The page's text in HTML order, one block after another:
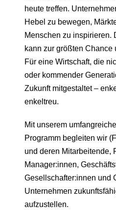
heute treffen.
Hebel zu bewegen,
Menschen zu inspirieren.
kann zur größten Chance
Für eine Wirtschaft, die
oder kommender
Zukunft mitgestaltet –
enkeltreu.
Mit unserem
Programm begleiten wir
und deren Mitarbeitende,
Manager:innen,
Gesellschafter:innen und
Unternehmen
aufzustellen.